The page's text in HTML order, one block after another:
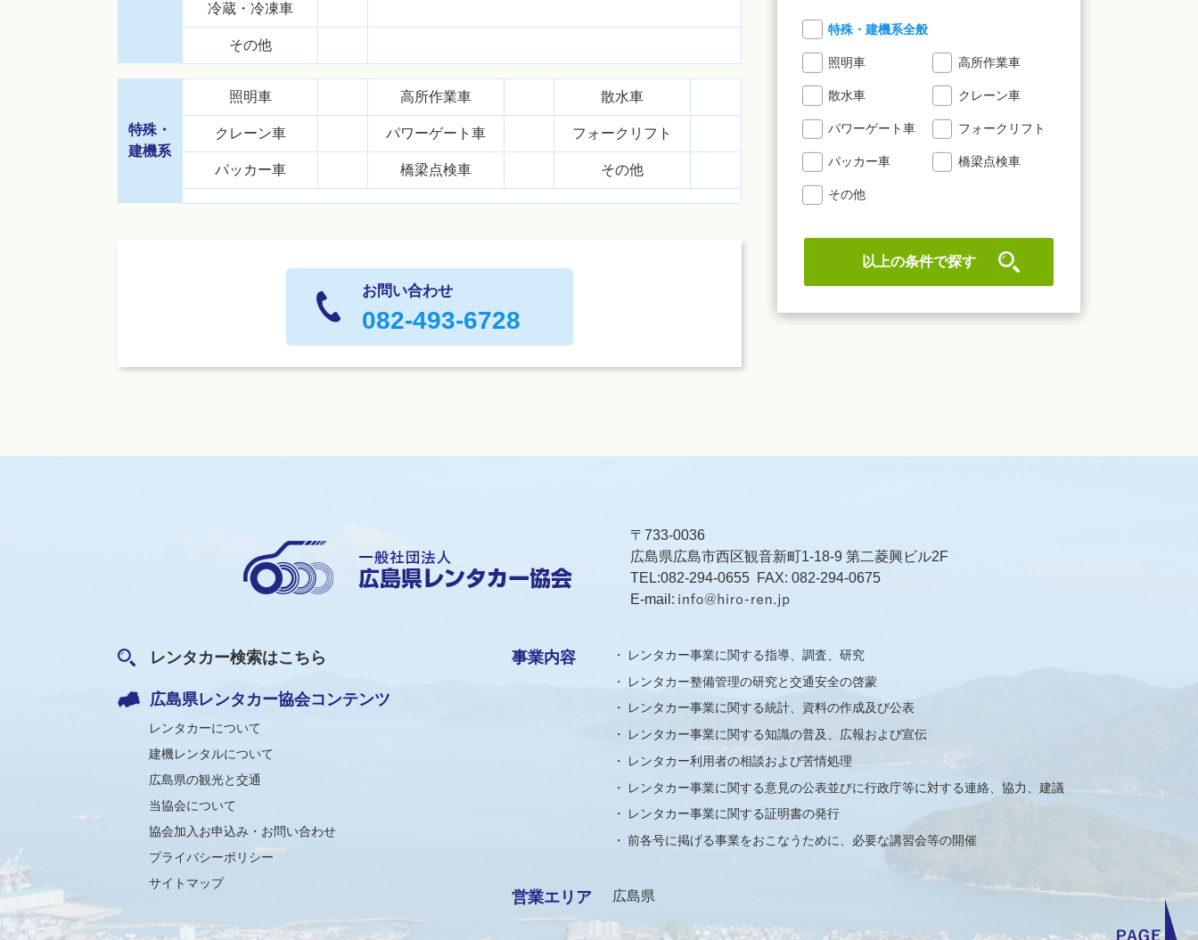
冷蔵・冷凍車
その他
特殊・
建機系
照明車 高所作業車 散水車
クレーン車 パワーゲート車 フォークリフト
パッカー車 橋梁点検車 その他
お問い合わせ
082-493-6728
特殊・建機系全般
照明車 高所作業車
散水車 クレーン車
パワーゲート車 フォークリフト
パッカー車 橋梁点検車
その他
〒733-0036
広島県広島市西区観音新町1-18-9 第二菱興ビル2F
TEL:082-294-0655 FAX: 082-294-0675
E-mail:
レンタカー検索はこちら
広島県レンタカー協会コンテンツ
レンタカーについて
建機レンタルについて
広島県の観光と交通
当協会について
協会加入お申込み・お問い合わせ
プライバシーポリシー
サイトマップ
事業内容
レンタカー事業に関する指導、調査、研究
レンタカー整備管理の研究と交通安全の啓蒙
レンタカー事業に関する統計、資料の作成及び公表
レンタカー事業に関する知識の普及、広報および宣伝
レンタカー利用者の相談および苦情処理
レンタカー事業に関する意見の公表並びに行政庁等に対する連絡、協力、建議
レンタカー事業に関する証明書の発行
前各号に掲げる事業をおこなうために、必要な講習会等の開催
営業エリア 広島県